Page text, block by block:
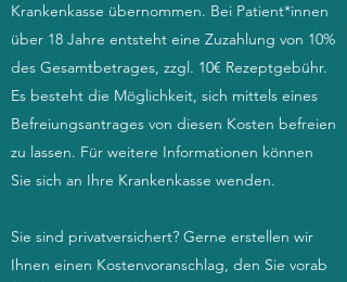
Krankenkasse übernommen. Bei Patient*innen
über 18 Jahre entsteht eine Zuzahlung von 10%
des Gesamtbetrages, zzgl. 10€ Rezeptgebühr.
Es besteht die Möglichkeit, sich mittels eines
Befreiungsantrages von diesen Kosten befreien
zu lassen. Für weitere Informationen können
Sie sich an Ihre Krankenkasse wenden.
Sie sind privatversichert? Gerne erstellen wir
Ihnen einen Kostenvoranschlag, den Sie vorab